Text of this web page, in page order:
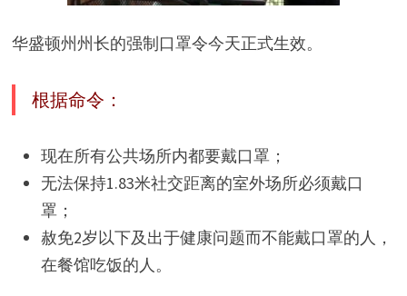
华盛顿州州长的强制口罩令今天正式生效。
根据命令：
现在所有公共场所内都要戴口罩；
无法保持1.83米社交距离的室外场所必须戴口
罩；
赦免2岁以下及出于健康问题而不能戴口罩的人，
在餐馆吃饭的人。